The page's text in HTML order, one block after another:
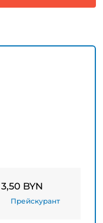
3,50 BYN
Прейскурант